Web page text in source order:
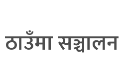
सञ्चालन